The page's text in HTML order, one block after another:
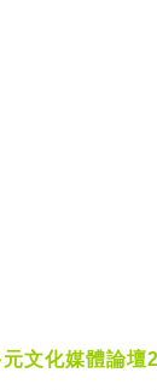
元文化媒體論